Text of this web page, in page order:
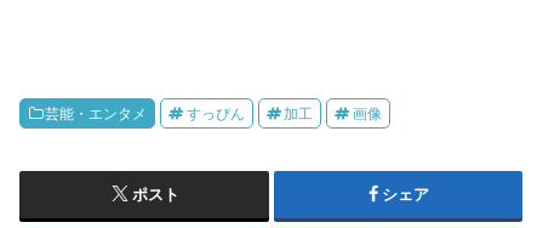
芸能・エンタメ すっぴん 加工 画像
ポスト シェア